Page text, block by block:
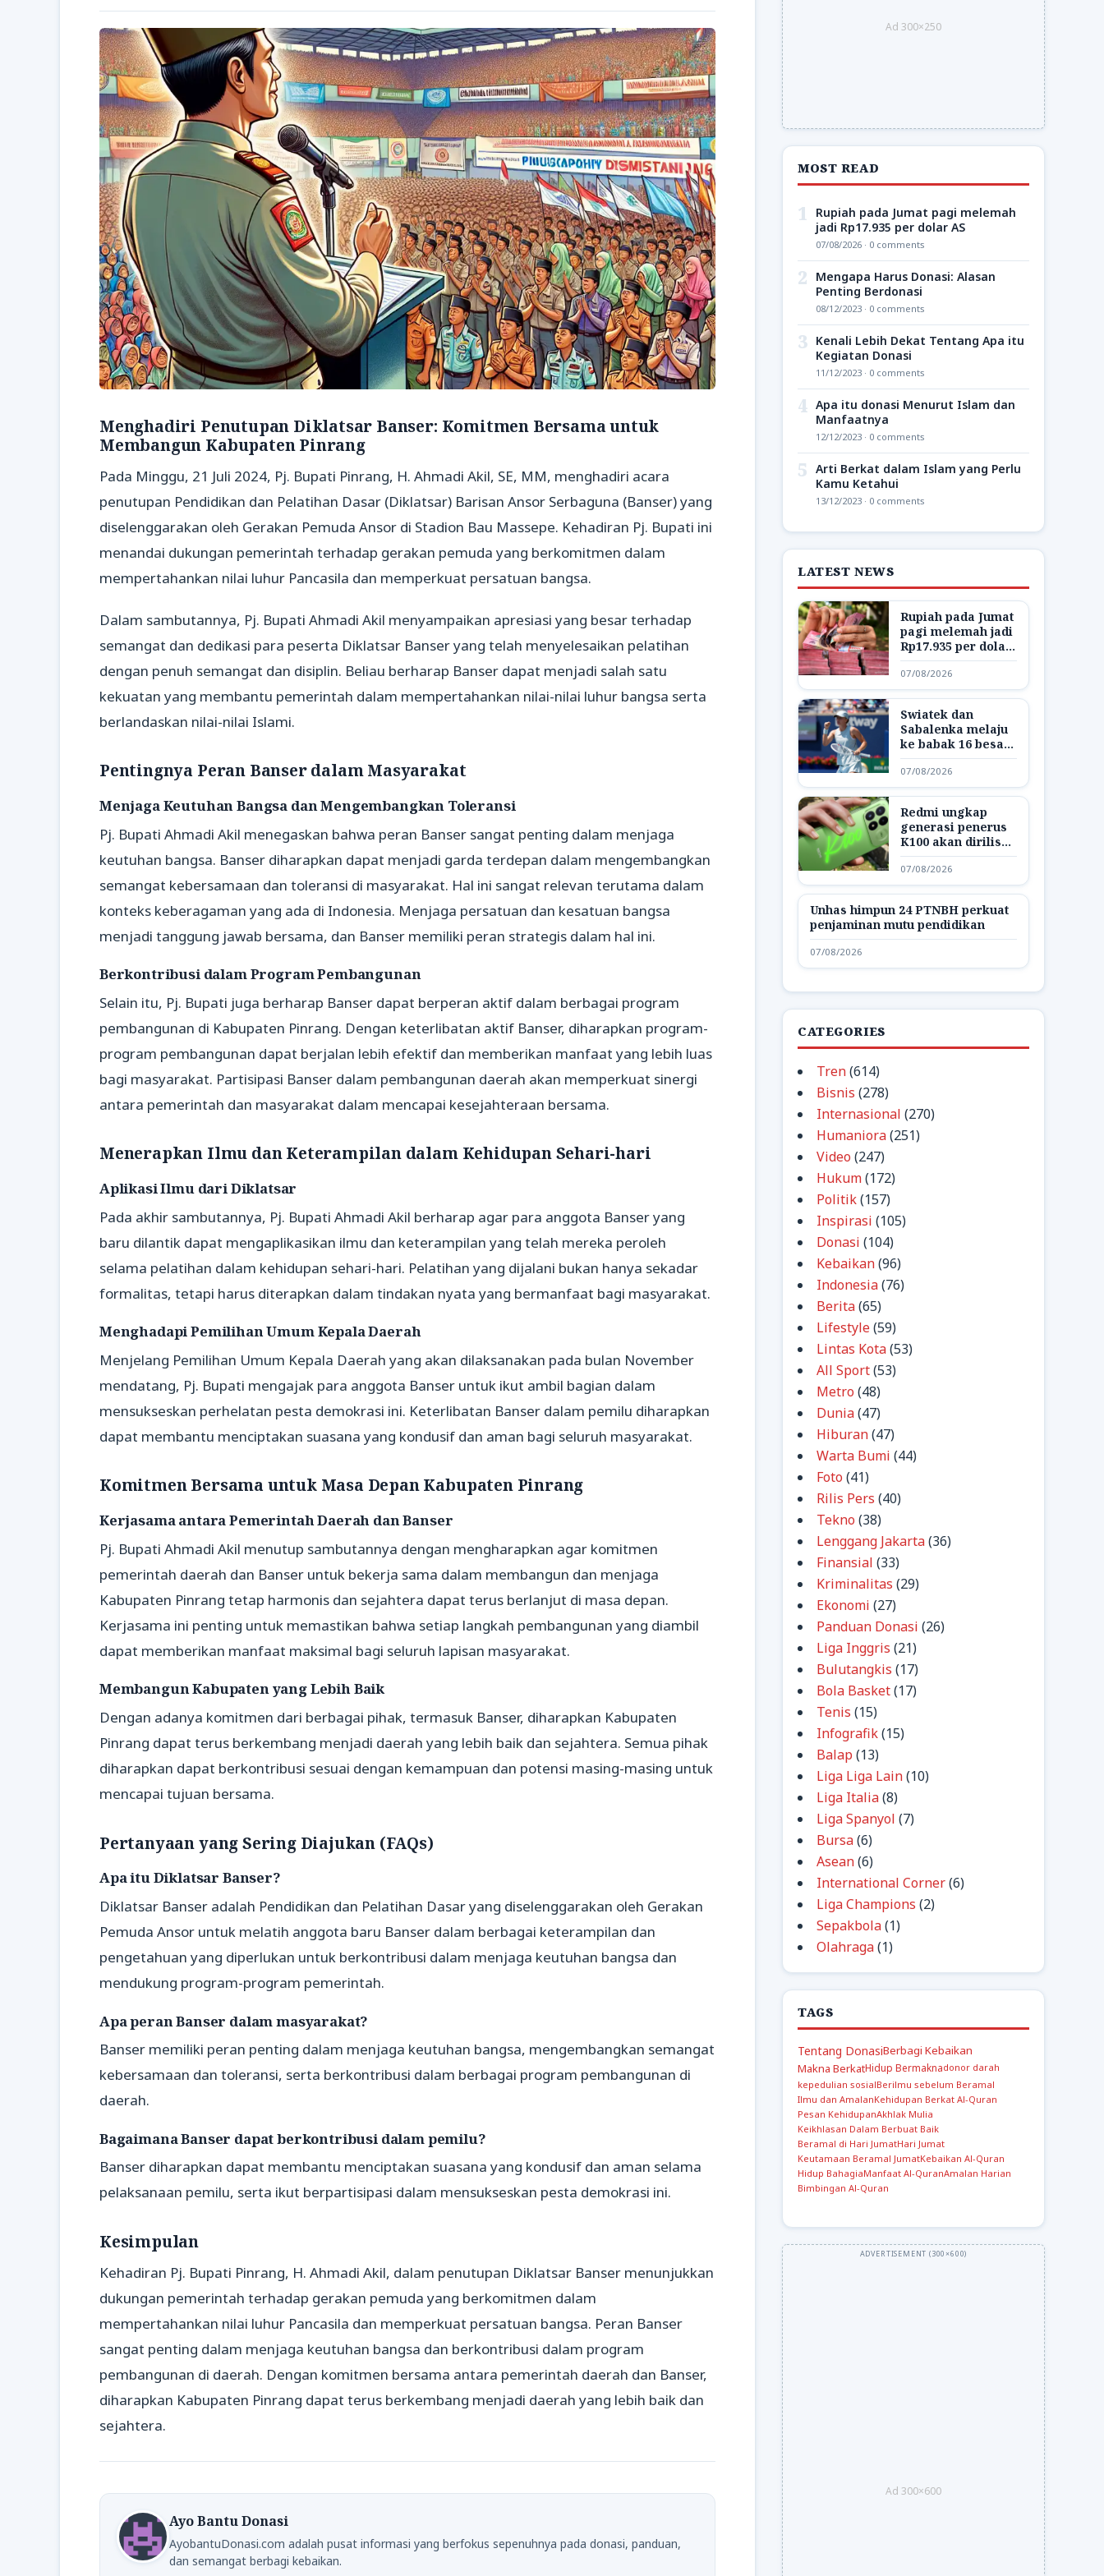
Menghadiri Penutupan Diklatsar Banser: Komitmen Bersama untuk
Membangun Kabupaten Pinrang
Pada Minggu, 21 Juli 2024, Pj. Bupati Pinrang, H. Ahmadi Akil, SE, MM, menghadiri acara
penutupan Pendidikan dan Pelatihan Dasar (Diklatsar) Barisan Ansor Serbaguna (Banser) yang
diselenggarakan oleh Gerakan Pemuda Ansor di Stadion Bau Massepe. Kehadiran Pj. Bupati ini
menandai dukungan pemerintah terhadap gerakan pemuda yang berkomitmen dalam
mempertahankan nilai luhur Pancasila dan memperkuat persatuan bangsa.
Dalam sambutannya, Pj. Bupati Ahmadi Akil menyampaikan apresiasi yang besar terhadap
semangat dan dedikasi para peserta Diklatsar Banser yang telah menyelesaikan pelatihan
dengan penuh semangat dan disiplin. Beliau berharap Banser dapat menjadi salah satu
kekuatan yang membantu pemerintah dalam mempertahankan nilai-nilai luhur bangsa serta
berlandaskan nilai-nilai Islami.
Pentingnya Peran Banser dalam Masyarakat
Menjaga Keutuhan Bangsa dan Mengembangkan Toleransi
Pj. Bupati Ahmadi Akil menegaskan bahwa peran Banser sangat penting dalam menjaga
keutuhan bangsa. Banser diharapkan dapat menjadi garda terdepan dalam mengembangkan
semangat kebersamaan dan toleransi di masyarakat. Hal ini sangat relevan terutama dalam
konteks keberagaman yang ada di Indonesia. Menjaga persatuan dan kesatuan bangsa
menjadi tanggung jawab bersama, dan Banser memiliki peran strategis dalam hal ini.
Berkontribusi dalam Program Pembangunan
Selain itu, Pj. Bupati juga berharap Banser dapat berperan aktif dalam berbagai program
pembangunan di Kabupaten Pinrang. Dengan keterlibatan aktif Banser, diharapkan program-
program pembangunan dapat berjalan lebih efektif dan memberikan manfaat yang lebih luas
bagi masyarakat. Partisipasi Banser dalam pembangunan daerah akan memperkuat sinergi
antara pemerintah dan masyarakat dalam mencapai kesejahteraan bersama.
Menerapkan Ilmu dan Keterampilan dalam Kehidupan Sehari-hari
Aplikasi Ilmu dari Diklatsar
Pada akhir sambutannya, Pj. Bupati Ahmadi Akil berharap agar para anggota Banser yang
baru dilantik dapat mengaplikasikan ilmu dan keterampilan yang telah mereka peroleh
selama pelatihan dalam kehidupan sehari-hari. Pelatihan yang dijalani bukan hanya sekadar
formalitas, tetapi harus diterapkan dalam tindakan nyata yang bermanfaat bagi masyarakat.
Menghadapi Pemilihan Umum Kepala Daerah
Menjelang Pemilihan Umum Kepala Daerah yang akan dilaksanakan pada bulan November
mendatang, Pj. Bupati mengajak para anggota Banser untuk ikut ambil bagian dalam
mensukseskan perhelatan pesta demokrasi ini. Keterlibatan Banser dalam pemilu diharapkan
dapat membantu menciptakan suasana yang kondusif dan aman bagi seluruh masyarakat.
Komitmen Bersama untuk Masa Depan Kabupaten Pinrang
Kerjasama antara Pemerintah Daerah dan Banser
Pj. Bupati Ahmadi Akil menutup sambutannya dengan mengharapkan agar komitmen
pemerintah daerah dan Banser untuk bekerja sama dalam membangun dan menjaga
Kabupaten Pinrang tetap harmonis dan sejahtera dapat terus berlanjut di masa depan.
Kerjasama ini penting untuk memastikan bahwa setiap langkah pembangunan yang diambil
dapat memberikan manfaat maksimal bagi seluruh lapisan masyarakat.
Membangun Kabupaten yang Lebih Baik
Dengan adanya komitmen dari berbagai pihak, termasuk Banser, diharapkan Kabupaten
Pinrang dapat terus berkembang menjadi daerah yang lebih baik dan sejahtera. Semua pihak
diharapkan dapat berkontribusi sesuai dengan kemampuan dan potensi masing-masing untuk
mencapai tujuan bersama.
Pertanyaan yang Sering Diajukan (FAQs)
Apa itu Diklatsar Banser?
Diklatsar Banser adalah Pendidikan dan Pelatihan Dasar yang diselenggarakan oleh Gerakan
Pemuda Ansor untuk melatih anggota baru Banser dalam berbagai keterampilan dan
pengetahuan yang diperlukan untuk berkontribusi dalam menjaga keutuhan bangsa dan
mendukung program-program pemerintah.
Apa peran Banser dalam masyarakat?
Banser memiliki peran penting dalam menjaga keutuhan bangsa, mengembangkan semangat
kebersamaan dan toleransi, serta berkontribusi dalam berbagai program pembangunan di
daerah.
Bagaimana Banser dapat berkontribusi dalam pemilu?
Banser diharapkan dapat membantu menciptakan suasana yang kondusif dan aman selama
pelaksanaan pemilu, serta ikut berpartisipasi dalam mensukseskan pesta demokrasi ini.
Kesimpulan
Kehadiran Pj. Bupati Pinrang, H. Ahmadi Akil, dalam penutupan Diklatsar Banser menunjukkan
dukungan pemerintah terhadap gerakan pemuda yang berkomitmen dalam
mempertahankan nilai luhur Pancasila dan memperkuat persatuan bangsa. Peran Banser
sangat penting dalam menjaga keutuhan bangsa dan berkontribusi dalam program
pembangunan di daerah. Dengan komitmen bersama antara pemerintah daerah dan Banser,
diharapkan Kabupaten Pinrang dapat terus berkembang menjadi daerah yang lebih baik dan
sejahtera.
Ayo Bantu Donasi
AyobantuDonasi.com adalah pusat informasi yang berfokus sepenuhnya pada donasi, panduan,
dan semangat berbagi kebaikan.
Ad 300×250
MOST READ
1
Rupiah pada Jumat pagi melemah
jadi Rp17.935 per dolar AS
07/08/2026 · 0 comments
2
Mengapa Harus Donasi: Alasan
Penting Berdonasi
08/12/2023 · 0 comments
3 Kenali Lebih Dekat Tentang Apa itu
Kegiatan Donasi
11/12/2023 · 0 comments
4 Apa itu donasi Menurut Islam dan
Manfaatnya
12/12/2023 · 0 comments
5 Arti Berkat dalam Islam yang Perlu
Kamu Ketahui
13/12/2023 · 0 comments
LATEST NEWS
Rupiah pada Jumat
pagi melemah jadi
Rp17.935 per dolar
AS
07/08/2026
Swiatek dan
Sabalenka melaju
ke babak 16 besar
WTA 1000 Toronto
07/08/2026
Redmi ungkap
generasi penerus
K100 akan dirilis
dengan nama K200
07/08/2026
Unhas himpun 24 PTNBH perkuat
penjaminan mutu pendidikan
07/08/2026
CATEGORIES
Tren(614)
Bisnis (278)
Internasional (270)
Humaniora(251)
Video (247)
Hukum(172)
Politik(157)
Inspirasi (105)
Donasi (104)
Kebaikan(96)
Indonesia(76)
Berita(65)
Lifestyle(59)
Lintas Kota(53)
All Sport(53)
Metro (48)
Dunia(47)
Hiburan(47)
Warta Bumi (44)
Foto (41)
Rilis Pers (40)
Tekno (38)
Lenggang Jakarta(36)
Finansial (33)
Kriminalitas (29)
Ekonomi (27)
Panduan Donasi (26)
Liga Inggris (21)
Bulutangkis (17)
Bola Basket(17)
Tenis (15)
Infografik(15)
Balap (13)
Liga Liga Lain(10)
Liga Italia(8)
Liga Spanyol (7)
Bursa(6)
Asean(6)
International Corner(6)
Liga Champions (2)
Sepakbola(1)
Olahraga(1)
TAGS
Tentang DonasiBerbagi Kebaikan
Makna BerkatHidup Bermaknadonor darah
kepedulian sosialBerilmu sebelum Beramal
Ilmu dan AmalanKehidupan Berkat Al-Quran
Pesan KehidupanAkhlak Mulia
Keikhlasan Dalam Berbuat Baik
Beramal di Hari JumatHari Jumat
Keutamaan Beramal JumatKebaikan Al-Quran
Hidup BahagiaManfaat Al-QuranAmalan Harian
Bimbingan Al-Quran
Ad 300×600